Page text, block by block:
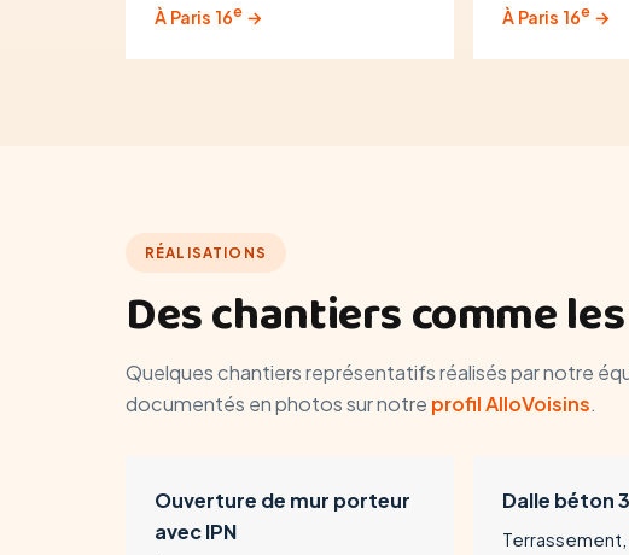
À Paris 16e → À Paris 16e →
RÉALISATIONS
Des chantiers comme
Quelques chantiers représentatifs réalisés par notre
documentés en photos sur notre profil AlloVoisins.
Ouverture de mur porteur
avec IPN
Dalle béton